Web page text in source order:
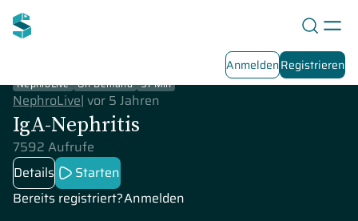
AnmeldenRegistrieren
NephroLive On-Demand 91 Min
NephroLive| vor 5 Jahren
IgA-Nephritis
7592 Aufrufe
Details
Starten
Bereits registriert?Anmelden